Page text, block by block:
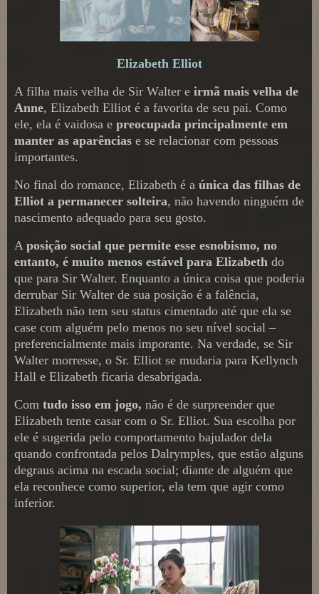
Elizabeth Elliot
A filha mais velha de Sir Walter e irmã mais velha de
Anne, Elizabeth Elliot é a favorita de seu pai. Como
ele, ela é vaidosa e preocupada principalmente em
manter as aparências e se relacionar com pessoas
importantes.
No final do romance, Elizabeth é a única das filhas de
Elliot a permanecer solteira, não havendo ninguém de
nascimento adequado para seu gosto.
A posição social que permite esse esnobismo, no
entanto, é muito menos estável para Elizabeth do
que para Sir Walter. Enquanto a única coisa que poderia
derrubar Sir Walter de sua posição é a falência,
Elizabeth não tem seu status cimentado até que ela se
case com alguém pelo menos no seu nível social –
preferencialmente mais imporante. Na verdade, se Sir
Walter morresse, o Sr. Elliot se mudaria para Kellynch
Hall e Elizabeth ficaria desabrigada.
Com tudo isso em jogo, não é de surpreender que
Elizabeth tente casar com o Sr. Elliot. Sua escolha por
ele é sugerida pelo comportamento bajulador dela
quando confrontada pelos Dalrymples, que estão alguns
degraus acima na escada social; diante de alguém que
ela reconhece como superior, ela tem que agir como
inferior.